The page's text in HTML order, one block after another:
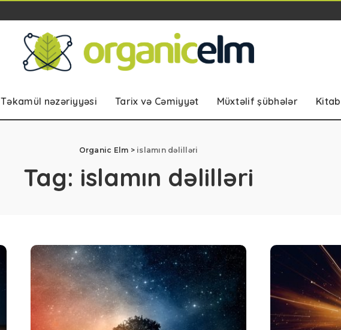
Təkamül nəzəriyyəsi Tarix və Cəmiyyət Müxtəlif şübhələr
Organic Elm > islamın dəlilləri
Tag: islamın dəlilləri